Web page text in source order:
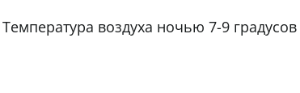
воздуха ночью 7-9 градусов